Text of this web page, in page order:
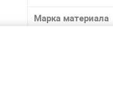
Марка материала